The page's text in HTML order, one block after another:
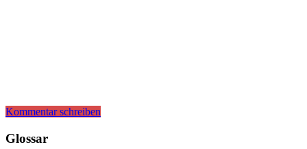
Kommentar schreiben
Glossar